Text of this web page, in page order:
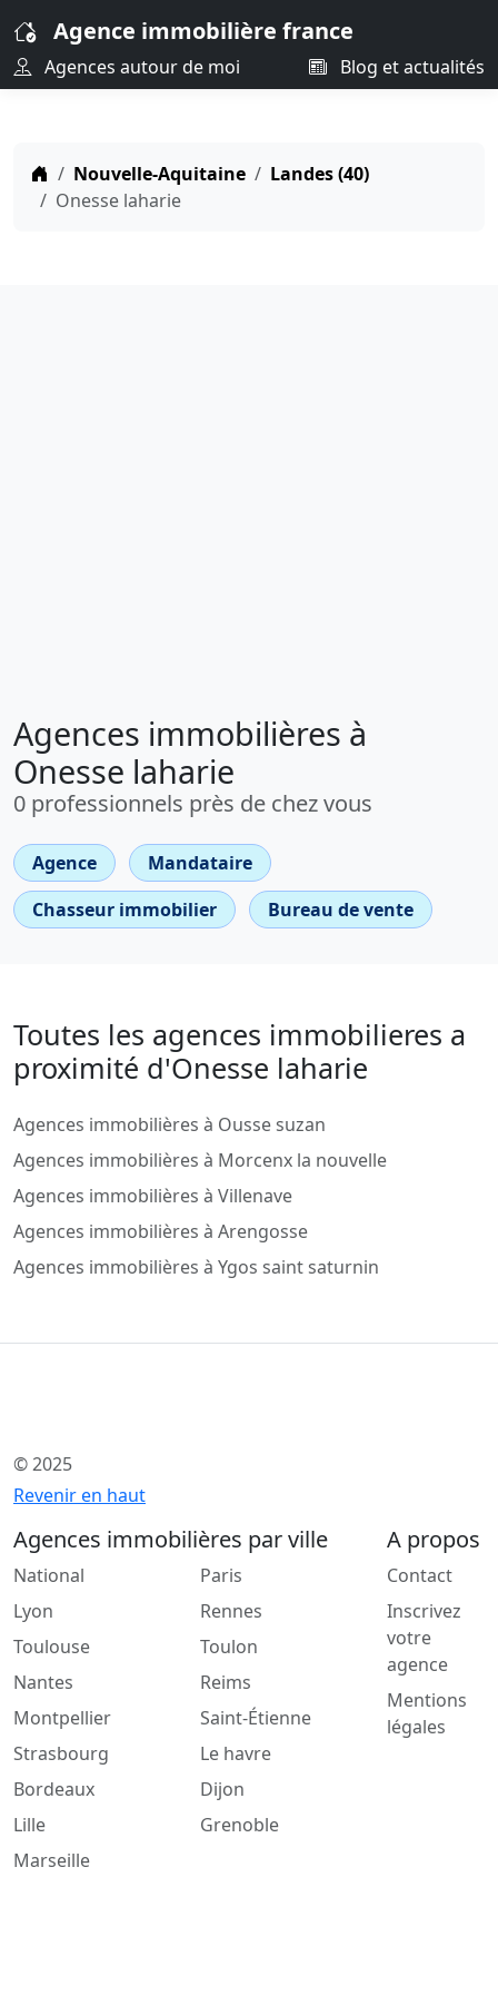
Agence immobilière france
Agences autour de moi Blog et actualités
Nouvelle-Aquitaine
Landes (40)
Onesse laharie
Agences immobilières à
Onesse laharie
0 professionnels près de chez vous
Agence
Mandataire
Chasseur immobilier
Bureau de vente
Toutes les agences immobilieres a
proximité d'Onesse laharie
Agences immobilières à Ousse suzan
Agences immobilières à Morcenx la nouvelle
Agences immobilières à Villenave
Agences immobilières à Arengosse
Agences immobilières à Ygos saint saturnin
© 2025
Revenir en haut
Agences immobilières par ville
National
Lyon
Toulouse
Nantes
Montpellier
Strasbourg
Bordeaux
Lille
Marseille
Paris
Rennes
Toulon
Reims
Saint-Étienne
Le havre
Dijon
Grenoble
A propos
Contact
Inscrivez
votre
agence
Mentions
légales